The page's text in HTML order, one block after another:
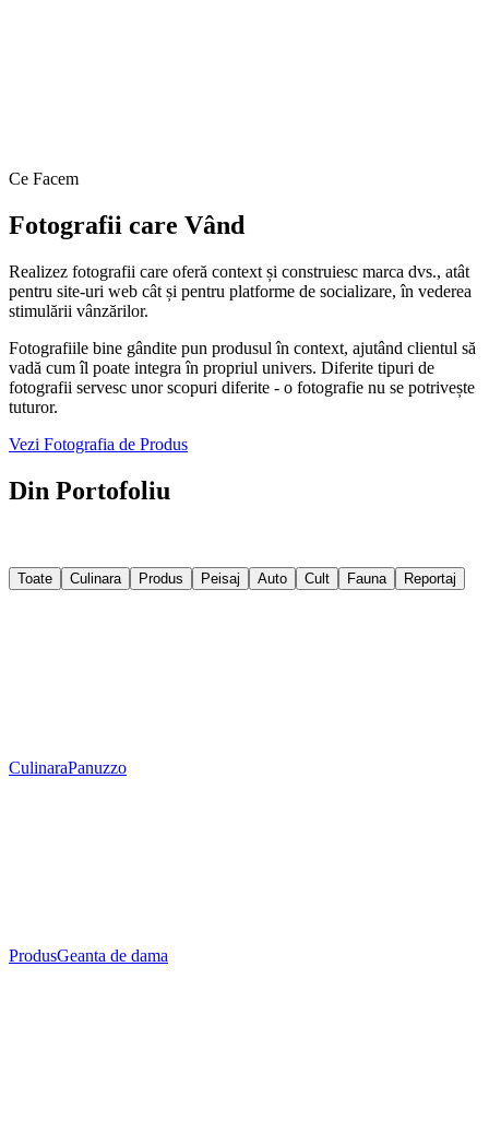
Ce Facem
Fotografii care Vând
Realizez fotografii care oferă context și construiesc marca dvs., atât
pentru site-uri web cât și pentru platforme de socializare, în vederea
stimulării vânzărilor.
Fotografiile bine gândite pun produsul în context, ajutând clientul să
vadă cum îl poate integra în propriul univers. Diferite tipuri de
fotografii servesc unor scopuri diferite - o fotografie nu se potrivește
tuturor.
Vezi Fotografia de Produs
Din Portofoliu
Toate Culinara Produs Peisaj Auto Cult Fauna Reportaj
CulinaraPanuzzo
ProdusGeanta de dama